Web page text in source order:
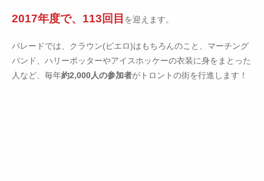
2017年度で、113回目 を迎えます。
パレードでは、クラウン(ピエロ)はもちろんのこと、マーチング
バンド、ハリーポッターやアイスホッケーの衣装に身をまとった
人など、毎年約2,000人の参加者がトロントの街を行進します！